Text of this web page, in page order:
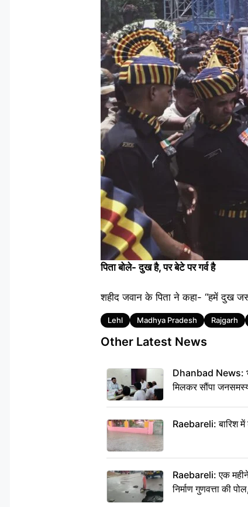
पिता बोले- दुख है, पर बेटे पर गर्व है
शहीद जवान के पिता ने कहा- “हमें दुख
Tags
Lehl Madhya Pradesh Rajgarh
Other Latest News
Dhanbad News:
मिलकर सौंपा
Raebareli: बारिश
Raebareli: एक
निर्माण गुणवत्ता की